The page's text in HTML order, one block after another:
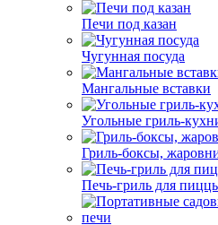
Печи под казан
Чугунная посуда
Мангальные вставки
Угольные гриль-
Гриль-боксы,
Печь-гриль для